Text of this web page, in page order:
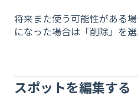
将来また使う可能性がある
になった場合は「削除」を選
スポットを編集する